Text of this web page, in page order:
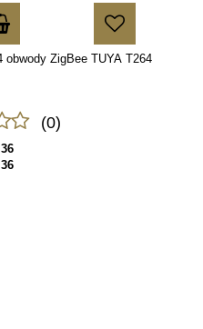
obwody ZigBee TUYA T264
(0)